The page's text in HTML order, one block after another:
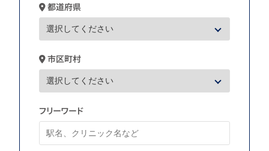
都道府県
市区町村
フリーワード